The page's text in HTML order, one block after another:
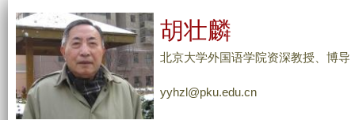
到
胡壮麟
北京大学外国语学院资深教授、博导
yyhzl@pku.edu.cn